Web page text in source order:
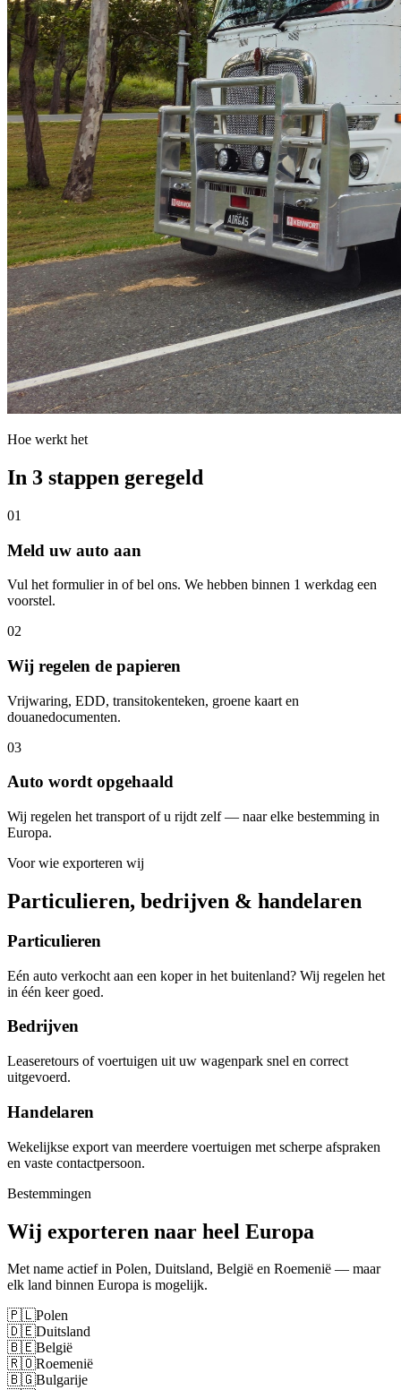
Hoe werkt het
In 3 stappen geregeld
01
Meld uw auto aan
Vul het formulier in of bel ons. We hebben binnen 1 werkdag een
voorstel.
02
Wij regelen de papieren
Vrijwaring, EDD, transitokenteken, groene kaart en
douanedocumenten.
03
Auto wordt opgehaald
Wij regelen het transport of u rijdt zelf — naar elke bestemming in
Europa.
Voor wie exporteren wij
Particulieren, bedrijven & handelaren
Particulieren
Eén auto verkocht aan een koper in het buitenland? Wij regelen het
in één keer goed.
Bedrijven
Leaseretours of voertuigen uit uw wagenpark snel en correct
uitgevoerd.
Handelaren
Wekelijkse export van meerdere voertuigen met scherpe afspraken
en vaste contactpersoon.
Bestemmingen
Wij exporteren naar heel Europa
Met name actief in Polen, Duitsland, België en Roemenië — maar
elk land binnen Europa is mogelijk.
🇵🇱Polen
🇩🇪Duitsland
🇧🇪België
🇷🇴Roemenië
🇧🇬Bulgarije